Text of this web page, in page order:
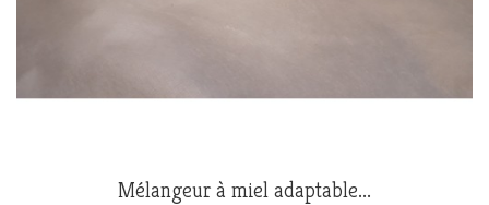
Mélangeur à miel adaptable...